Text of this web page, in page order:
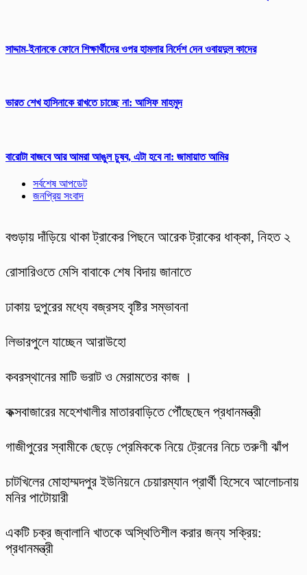
সাদ্দাম-ইনানকে ফোনে শিক্ষার্থীদের ওপর হামলার নির্দেশ দেন ওবায়দুল কাদের
ভারত শেখ হাসিনাকে রাখতে চাচ্ছে না: আসিফ মাহমুদ
বারোটা বাজবে আর আমরা আঙুল চুষব, এটা হবে না: জামায়াত আমির
সর্বশেষ আপডেট
জনপ্রিয় সংবাদ
বগুড়ায় দাঁড়িয়ে থাকা ট্রাকের পিছনে আরেক ট্রাকের ধাক্কা, নিহত ২
রোসারিওতে মেসি বাবাকে শেষ বিদায় জানাতে
ঢাকায় দুপুরের মধ্যে বজ্রসহ বৃষ্টির সম্ভাবনা
লিভারপুলে যাচ্ছেন আরাউহো
কবরস্থানের মাটি ভরাট ও মেরামতের কাজ ।
কক্সবাজারের মহেশখালীর মাতারবাড়িতে পৌঁছেছেন প্রধানমন্ত্রী
গাজীপুরের স্বামীকে ছেড়ে প্রেমিককে নিয়ে ট্রেনের নিচে তরুণী ঝাঁপ
চাটখিলের মোহাম্মদপুর ইউনিয়নে চেয়ারম্যান প্রার্থী হিসেবে আলোচনায়
মনির পাটোয়ারী
একটি চক্র জ্বালানি খাতকে অস্থিতিশীল করার জন্য সক্রিয়:
প্রধানমন্ত্রী